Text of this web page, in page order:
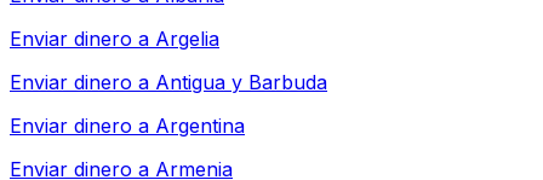
Enviar dinero a Argelia
Enviar dinero a Antigua y Barbuda
Enviar dinero a Argentina
Enviar dinero a Armenia